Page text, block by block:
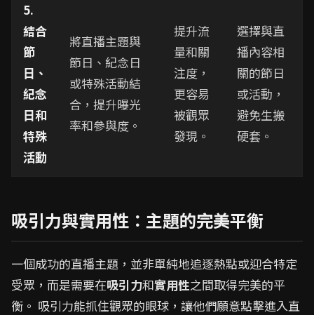
5.
結合
節
日、
紀念
日和
特殊
活動
將直播主題與
節日、紀念日
或特殊活動結
合，提升曝光
率和參與度。
提升流
量和關
注度，
更容易
被觀眾
發現。
選擇與直
播內容相
關的節日
或活動，
避免生搬
硬套。
吸引力與實用性：主題的完美平衡
一個成功的直播主題，並非單純地追逐熱點或迎合特定
受眾，而是需要在吸引力和實用性之間取得完美的平
衡。 吸引力能抓住觀眾的眼球，讓他們願意點擊進入直